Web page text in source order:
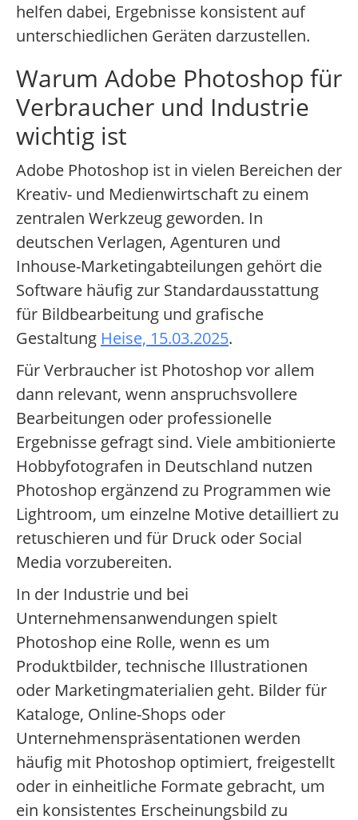
helfen dabei, Ergebnisse konsistent auf
unterschiedlichen Geräten darzustellen.
Warum Adobe Photoshop für
Verbraucher und Industrie
wichtig ist
Adobe Photoshop ist in vielen Bereichen der
Kreativ- und Medienwirtschaft zu einem
zentralen Werkzeug geworden. In
deutschen Verlagen, Agenturen und
Inhouse-Marketingabteilungen gehört die
Software häufig zur Standardausstattung
für Bildbearbeitung und grafische
Gestaltung Heise, 15.03.2025.
Für Verbraucher ist Photoshop vor allem
dann relevant, wenn anspruchsvollere
Bearbeitungen oder professionelle
Ergebnisse gefragt sind. Viele ambitionierte
Hobbyfotografen in Deutschland nutzen
Photoshop ergänzend zu Programmen wie
Lightroom, um einzelne Motive detailliert zu
retuschieren und für Druck oder Social
Media vorzubereiten.
In der Industrie und bei
Unternehmensanwendungen spielt
Photoshop eine Rolle, wenn es um
Produktbilder, technische Illustrationen
oder Marketingmaterialien geht. Bilder für
Kataloge, Online-Shops oder
Unternehmenspräsentationen werden
häufig mit Photoshop optimiert, freigestellt
oder in einheitliche Formate gebracht, um
ein konsistentes Erscheinungsbild zu